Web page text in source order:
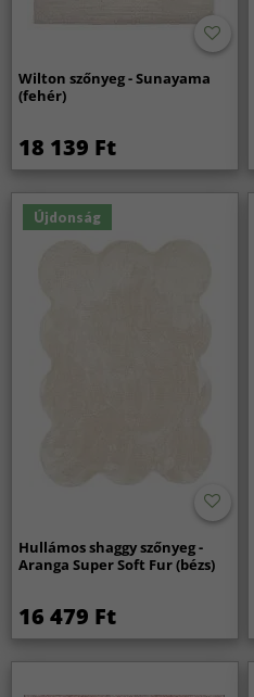
Wilton szőnyeg - Sunayama
(fehér)
18 139 Ft
Újdonság
Hullámos shaggy szőnyeg -
Aranga Super Soft Fur (bézs)
16 479 Ft